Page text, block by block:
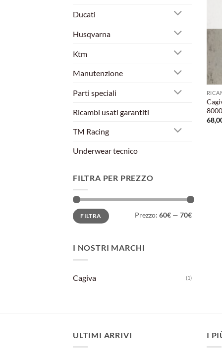
Ducati
Husqvarna
Ktm
Manutenzione
Parti speciali
Ricambi usati garantiti
TM Racing
Underwear tecnico
FILTRA PER PREZZO
Prezzo
Min
Prezzo
MaxFILTRA Prezzo: 60€ — 70€
I NOSTRI MARCHI
Cagiva (1)
ULTIMI ARRIVI I